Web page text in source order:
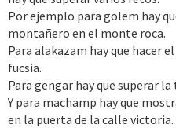
Por ejemplo para golem hay
montañero en el monte roca.
Para alakazam hay que hacer
fucsia.
Para gengar hay que superar
Y para machamp hay que
en la puerta de la calle victoria.